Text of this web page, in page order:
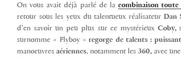
On vous avait déjà parlé de la combinaison toute
retour sous les yeux du talentueux réalisateurDan
d’en savoir un peu plus sur ce mystérieux Coby,
surnomme « Flyboy » regorge de talents : puissant
manoeuvres aériennes, notamment les 360, avec une